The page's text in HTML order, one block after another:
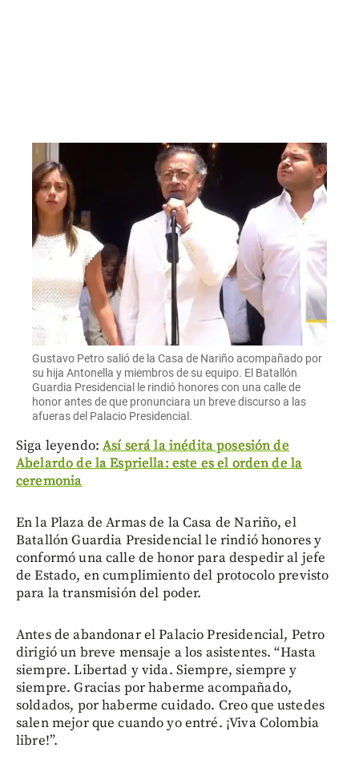
Gustavo Petro salió de la Casa de Nariño acompañado por
su hija Antonella y miembros de su equipo. El Batallón
Guardia Presidencial le rindió honores con una calle de
honor antes de que pronunciara un breve discurso a las
afueras del Palacio Presidencial.
Siga leyendo:Así será la inédita posesión de
Abelardo de la Espriella: este es el orden de la
ceremonia
En la Plaza de Armas de la Casa de Nariño, el
Batallón Guardia Presidencial le rindió honores y
conformó una calle de honor para despedir al jefe
de Estado, en cumplimiento del protocolo previsto
para la transmisión del poder.
Antes de abandonar el Palacio Presidencial, Petro
dirigió un breve mensaje a los asistentes. “Hasta
siempre. Libertad y vida. Siempre, siempre y
siempre. Gracias por haberme acompañado,
soldados, por haberme cuidado. Creo que ustedes
salen mejor que cuando yo entré. ¡Viva Colombia
libre!”.